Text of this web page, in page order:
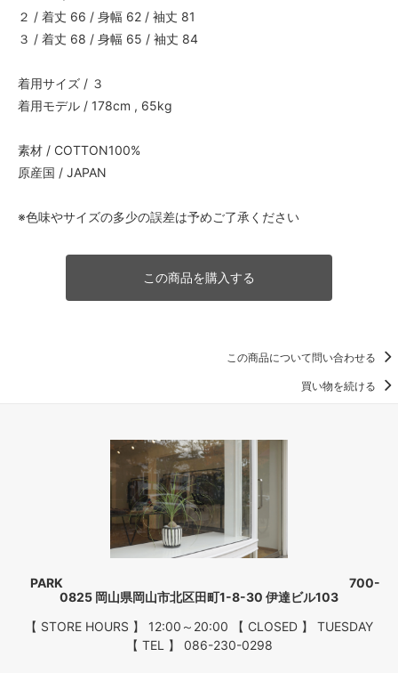
２ / 着丈 66 / 身幅 62 / 袖丈 81
３ / 着丈 68 / 身幅 65 / 袖丈 84
着用サイズ / ３
着用モデル / 178cm , 65kg
素材 / COTTON100%
原産国 / JAPAN
※色味やサイズの多少の誤差は予めご了承ください
この商品を購入する
この商品について問い合わせる
買い物を続ける
PARK 700-
0825 岡山県岡山市北区田町1-8-30 伊達ビル103
【 STORE HOURS 】 12:00～20:00 【 CLOSED 】 TUESDAY
【 TEL 】 086-230-0298